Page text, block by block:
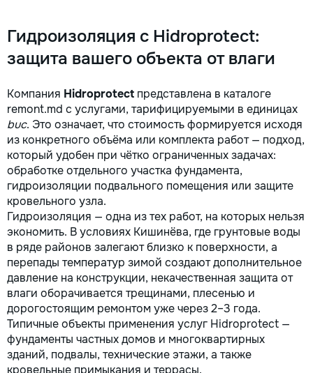
Гидроизоляция с Hidroprotect:
защита вашего объекта от влаги
Компания Hidroprotect представлена в каталоге
remont.md с услугами, тарифицируемыми в единицах
buc. Это означает, что стоимость формируется исходя
из конкретного объёма или комплекта работ — подход,
который удобен при чётко ограниченных задачах:
обработке отдельного участка фундамента,
гидроизоляции подвального помещения или защите
кровельного узла.
Гидроизоляция — одна из тех работ, на которых нельзя
экономить. В условиях Кишинёва, где грунтовые воды
в ряде районов залегают близко к поверхности, а
перепады температур зимой создают дополнительное
давление на конструкции, некачественная защита от
влаги оборачивается трещинами, плесенью и
дорогостоящим ремонтом уже через 2–3 года.
Типичные объекты применения услуг Hidroprotect —
фундаменты частных домов и многоквартирных
зданий, подвалы, технические этажи, а также
кровельные примыкания и террасы.